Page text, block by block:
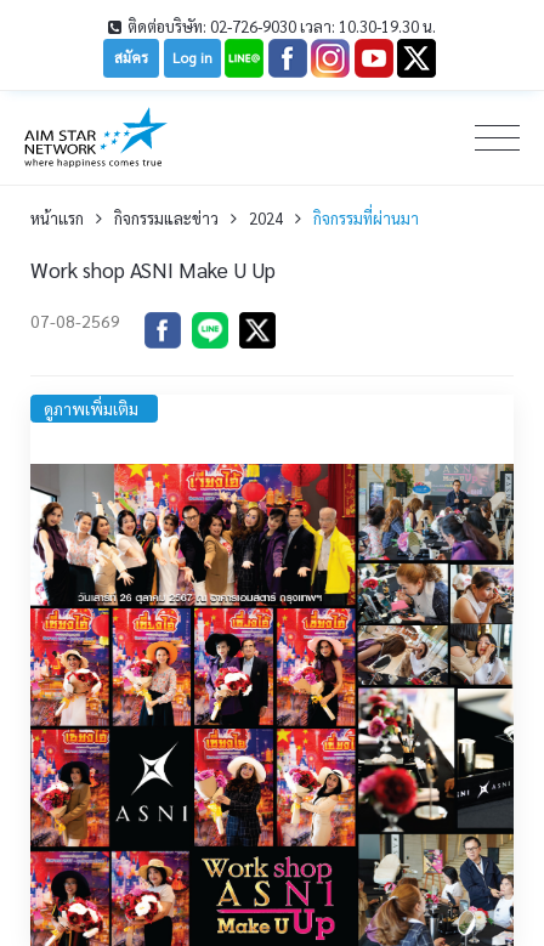
ติดต่อบริษัท: 02-726-9030 เวลา: 10.30-19.30 น.
Log in
สมัคร
หน้าเเรก กิจกรรมและข่าว 2024 กิจกรรมที่ผ่านมา
Work shop ASNI Make U Up
07-08-2569
ดูภาพเพิ่มเติม